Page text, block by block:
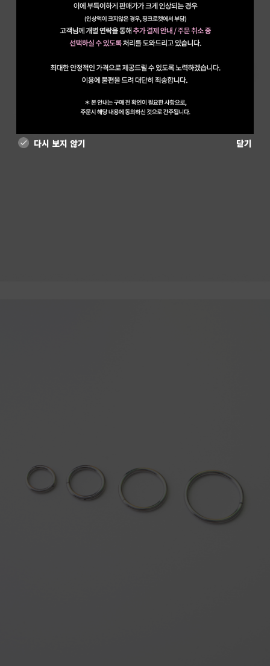
다시 보지 않기 닫기